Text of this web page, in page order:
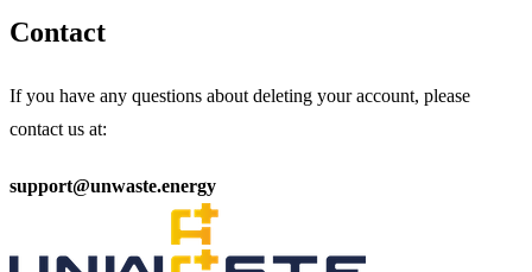
Contact
If you have any questions about deleting your account, please
contact us at:
support@unwaste.energy